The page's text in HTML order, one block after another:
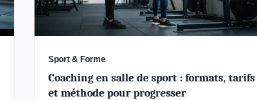
Sport & Forme
Coaching en salle de sport : formats, tarifs
et méthode pour progresser